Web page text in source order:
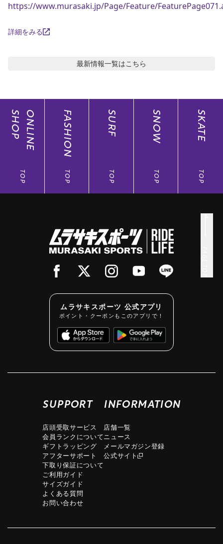
https://www.murasaki.jp/Page/Feature/
詳細をみる
最新情報一覧はこちら
ONLINE
SHOP
TOP
FASHION
TOP
SURF
TOP
SNOW
TOP
SKATE
TOP
ムラサキスポーツ 公式アプリ
ポイント・クーポンもこのアプリで！
SUPPORT
店頭受取サービス
会員ランクについて
ギフトラッピング
アフターサポート
下取り保証について
ご利用ガイド
サイズガイド
よくある質問
お問い合わせ
INFORMATION
店舗一覧
ニュース
メールマガジン登録
公式サイト